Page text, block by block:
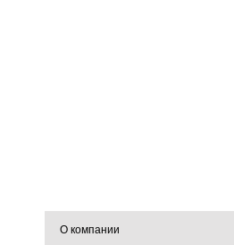
О компании